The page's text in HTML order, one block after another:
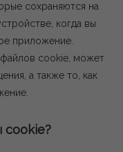
сохраняются на
когда вы
приложение.
cookie, может
а также то, как
cookie?